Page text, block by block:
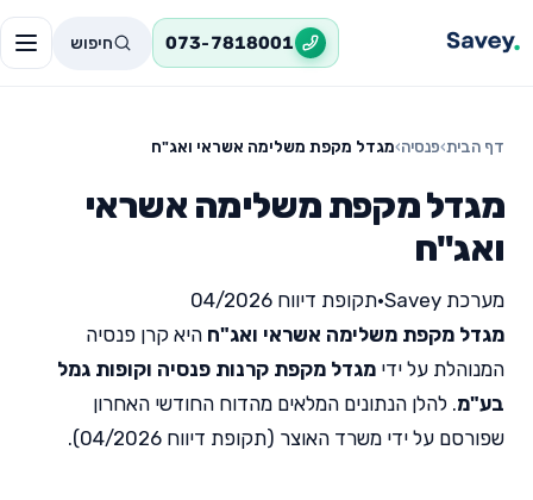
073-7818001 חיפוש
דף הבית›פנסיה›מגדל מקפת משלימה אשראי ואג"ח
מגדל מקפת משלימה אשראי
ואג"ח
מערכת Savey •תקופת דיווח 04/2026
מגדל מקפת משלימה אשראי ואג"ח היא קרן פנסיה
המנוהלת על ידי מגדל מקפת קרנות פנסיה וקופות גמל
בע"מ. להלן הנתונים המלאים מהדוח החודשי האחרון
שפורסם על ידי משרד האוצר (תקופת דיווח 04/2026).